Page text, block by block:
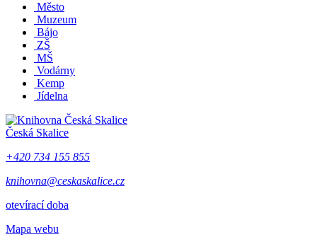
Město
Muzeum
Bájo
ZŠ
MŠ
Vodárny
Kemp
Jídelna
Česká Skalice
+420 734 155 855
knihovna@ceskaskalice.cz
otevírací doba
Mapa webu